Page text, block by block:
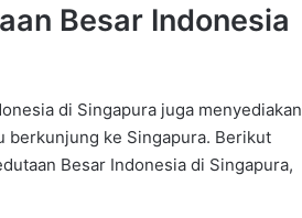
Besar Indonesia
di Singapura juga menyediakan
berkunjung ke Singapura. Berikut
Besar Indonesia di Singapura,